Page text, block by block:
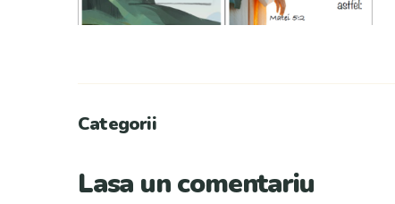
Categorii
Lasa un comentariu